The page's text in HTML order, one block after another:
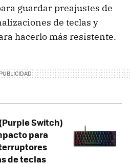
guardar preajustes de
de teclas y
hacerlo más resistente.
Switch)
para
de teclas